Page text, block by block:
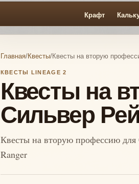
Крафт
Главная/Квесты/Квесты на вторую
КВЕСТЫ LINEAGE 2
Квесты на
Сильвер
Квесты на вторую профессию
Ranger